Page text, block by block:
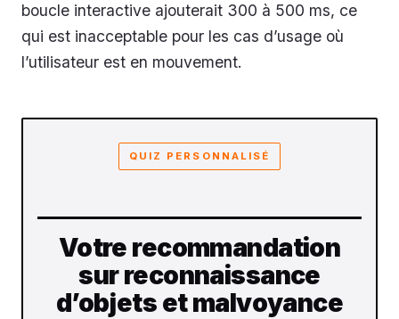
boucle interactive ajouterait 300 à 500 ms, ce
qui est inacceptable pour les cas d’usage où
l’utilisateur est en mouvement.
QUIZ PERSONNALISÉ
Votre recommandation
sur reconnaissance
d’objets et malvoyance